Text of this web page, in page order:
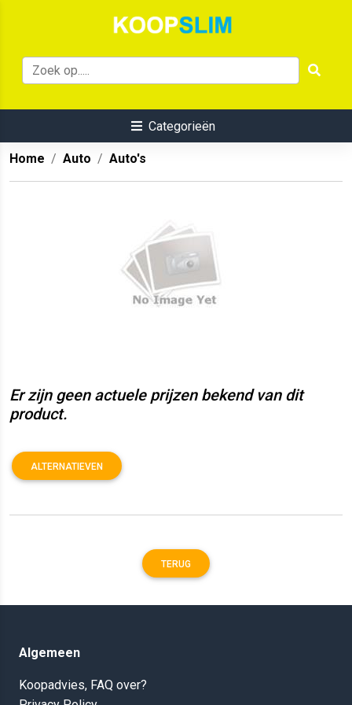
Categorieën
Home Auto Auto's
Er zijn geen actuele prijzen bekend van dit
product.
ALTERNATIEVEN
TERUG
Algemeen
Koopadvies, FAQ over?